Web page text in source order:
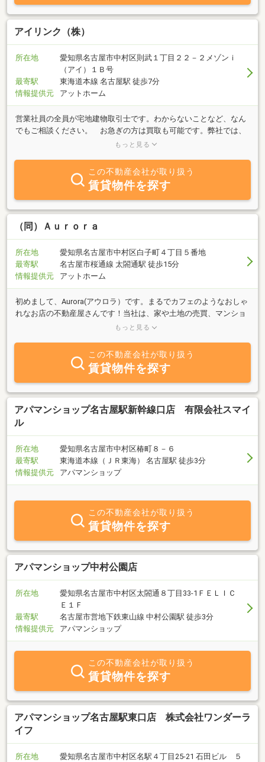
アイリンク（株）
所在地
愛知県名古屋市中村区則武１丁目２２－２メゾンｉ
（アイ）１Ｂ号
最寄駅
東海道本線 名古屋駅 徒歩7分
情報提供元
アットホーム
営業社員の全員が宅地建物取引士です。わからないことなど、なん
でもご相談ください。 お急ぎの方は買取も可能です。弊社では、
ただいま空き家の有効活用を積極的に取り組んでおります。賃貸募
るかと思いますが、遠慮なくご相談ください。名古屋市はもちろん
愛知県全域にてご相談可能です。
もっと見る
この不動産会社が取り扱う
賃貸物件を探す
（同）Ａｕｒｏｒａ
所在地
愛知県名古屋市中村区白子町４丁目５番地
最寄駅
名古屋市桜通線 太閤通駅 徒歩15分
情報提供元
アットホーム
初めまして、Aurora(アウロラ）です。まるでカフェのようなおしゃ
れなお店の不動産屋さんです！当社は、家や土地の売買、マンショ
ン賃貸などの仲介専門業者です。「心地よい暮らし」をコンセプト
す。コロナで、通勤も便利で土地も広く価格も安い郊外のおうちも
人気が出てきました。名古屋市郊外の、比較的便利で住み心地も良
い土地や家も積極的にやっています。お庭のある暮らし、平屋、リ
ノベーションマンションなどちょっとこだわった物件を、１案件ご
とにコンセプトを作って物件をご紹介しています。【西尾張地方：
あま市、稲沢市、北名古屋市、一宮市、江南市、岩倉市、津島市、
弥冨市、蟹江市】なども実績があります。お気軽にご相談くださ
もっと見る
この不動産会社が取り扱う
賃貸物件を探す
アパマンショップ名古屋駅新幹線口店 有限会社スマイ
ル
所在地
愛知県名古屋市中村区椿町８－６
最寄駅
東海道本線（ＪＲ東海） 名古屋駅 徒歩3分
情報提供元
アパマンショップ
この不動産会社が取り扱う
賃貸物件を探す
アパマンショップ中村公園店
所在地
愛知県名古屋市中村区太閤通８丁目33-1ＦＥＬＩＣ
Ｅ１Ｆ
最寄駅
名古屋市営地下鉄東山線 中村公園駅 徒歩3分
情報提供元
アパマンショップ
この不動産会社が取り扱う
賃貸物件を探す
アパマンショップ名古屋駅東口店 株式会社ワンダーラ
イフ
所在地
愛知県名古屋市中村区名駅４丁目25-21 石田ビル ５